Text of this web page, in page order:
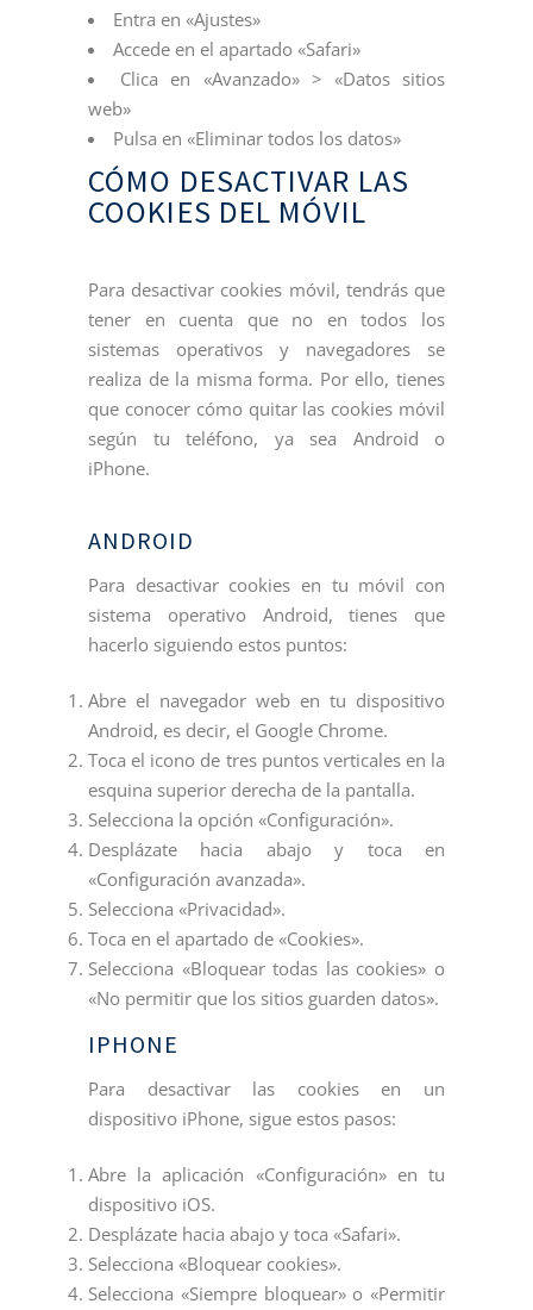
Entra en «Ajustes»
Accede en el apartado «Safari»
Clica en «Avanzado» > «Datos sitios
web»
Pulsa en «Eliminar todos los datos»
CÓMO DESACTIVAR LAS
COOKIES DEL MÓVIL
Para desactivar cookies móvil, tendrás que
tener en cuenta que no en todos los
sistemas operativos y navegadores se
realiza de la misma forma. Por ello, tienes
que conocer cómo quitar las cookies móvil
según tu teléfono, ya sea Android o
iPhone.
ANDROID
Para desactivar cookies en tu móvil con
sistema operativo Android, tienes que
hacerlo siguiendo estos puntos:
Abre el navegador web en tu dispositivo
Android, es decir, el Google Chrome.
Toca el icono de tres puntos verticales en la
esquina superior derecha de la pantalla.
Selecciona la opción «Configuración».
Desplázate hacia abajo y toca en
«Configuración avanzada».
Selecciona «Privacidad».
Toca en el apartado de «Cookies».
Selecciona «Bloquear todas las cookies» o
«No permitir que los sitios guarden datos».
IPHONE
Para desactivar las cookies en un
dispositivo iPhone, sigue estos pasos:
Abre la aplicación «Configuración» en tu
dispositivo iOS.
Desplázate hacia abajo y toca «Safari».
Selecciona «Bloquear cookies».
Selecciona «Siempre bloquear» o «Permitir